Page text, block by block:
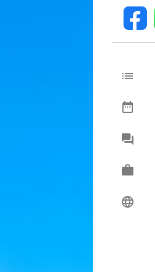
fb
list
date_range
chat
work
language